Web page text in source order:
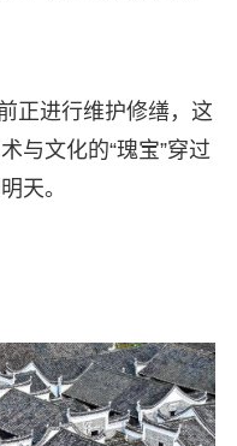
正进行维护修缮，这
与文化的“瑰宝”穿过
天。